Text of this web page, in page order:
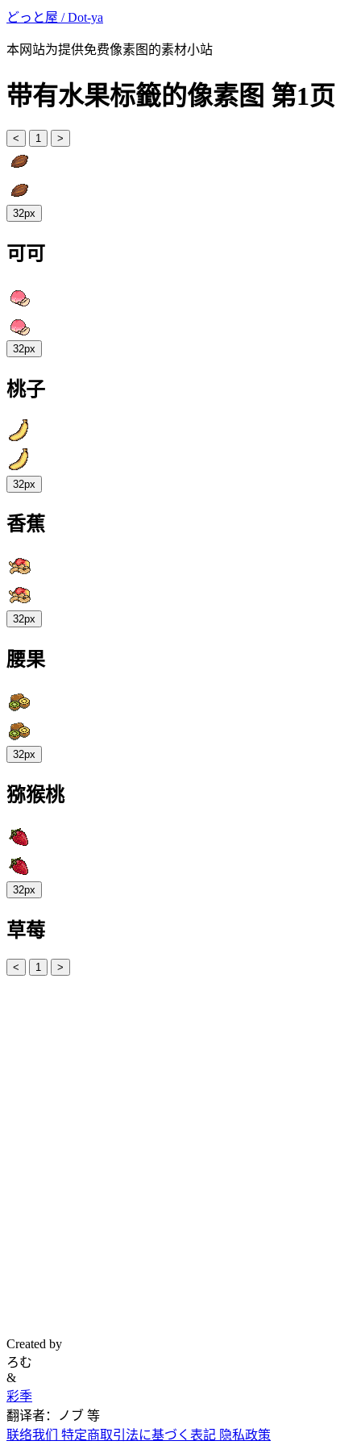
どっと屋 / Dot-ya
本网站为提供免费像素图的素材小站
带有水果标籤的像素图 第1页
< 1 >
32px
可可
32px
桃子
32px
香蕉
32px
腰果
32px
猕猴桃
32px
草莓
< 1 >
Created by
ろむ
&
彩季
翻译者：ノブ 等
联络我们 特定商取引法に基づく表記 隐私政策